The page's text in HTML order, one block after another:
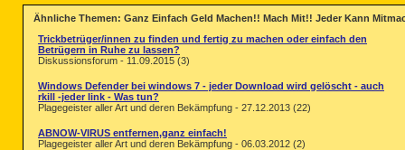
Ähnliche Themen: Ganz Einfach Geld Machen!! Mach Mit!! Jeder Kann
Trickbetrüger/innen zu finden und fertig zu machen oder einfach den
Betrügern in Ruhe zu lassen?
Diskussionsforum - 11.09.2015 (3)
Windows Defender bei windows 7 - jeder Download wird gelöscht - auch
rkill -jeder link - Was tun?
Plagegeister aller Art und deren Bekämpfung - 27.12.2013 (22)
ABNOW-VIRUS entfernen,ganz einfach!
Plagegeister aller Art und deren Bekämpfung - 06.03.2012 (2)